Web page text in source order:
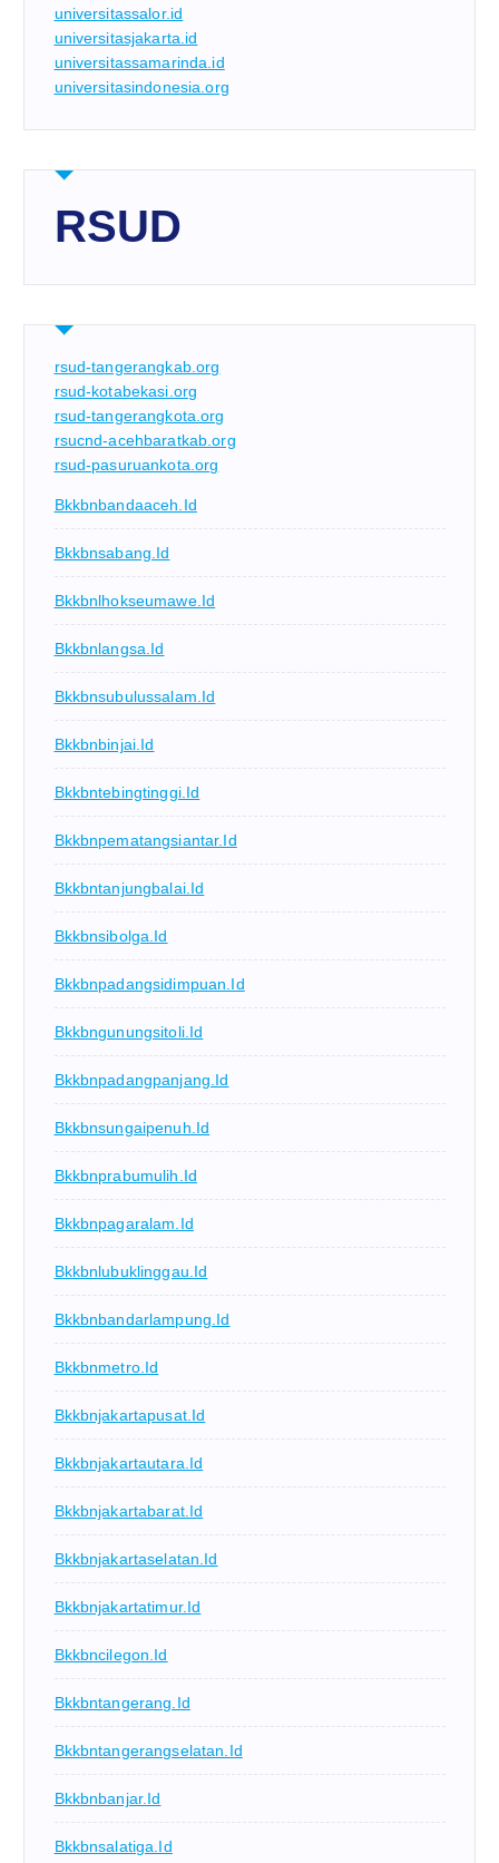
universitassalor.id
universitasjakarta.id
universitassamarinda.id
universitasindonesia.org
RSUD
rsud-tangerangkab.org
rsud-kotabekasi.org
rsud-tangerangkota.org
rsucnd-acehbaratkab.org
rsud-pasuruankota.org
Bkkbnbandaaceh.id
Bkkbnsabang.id
Bkkbnlhokseumawe.id
Bkkbnlangsa.id
Bkkbnsubulussalam.id
Bkkbnbinjai.id
Bkkbntebingtinggi.id
Bkkbnpematangsiantar.id
Bkkbntanjungbalai.id
Bkkbnsibolga.id
Bkkbnpadangsidimpuan.id
Bkkbngunungsitoli.id
Bkkbnpadangpanjang.id
Bkkbnsungaipenuh.id
Bkkbnprabumulih.id
Bkkbnpagaralam.id
Bkkbnlubuklinggau.id
Bkkbnbandarlampung.id
Bkkbnmetro.id
Bkkbnjakartapusat.id
Bkkbnjakartautara.id
Bkkbnjakartabarat.id
Bkkbnjakartaselatan.id
Bkkbnjakartatimur.id
Bkkbncilegon.id
Bkkbntangerang.id
Bkkbntangerangselatan.id
Bkkbnbanjar.id
Bkkbnsalatiga.id